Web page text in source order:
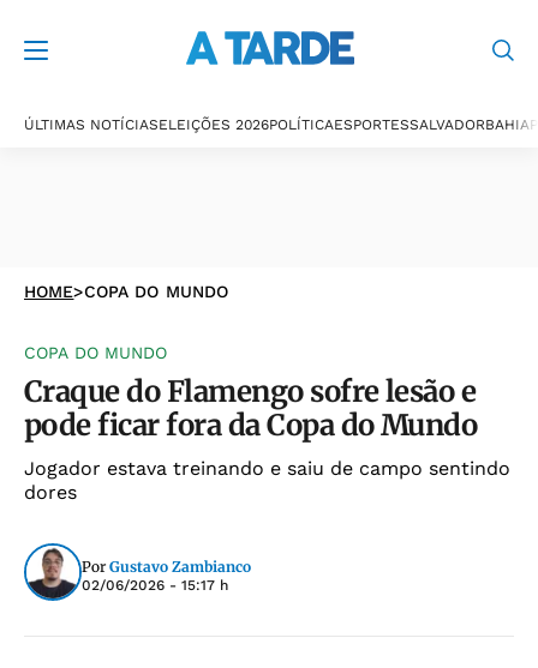
ÚLTIMAS NOTÍCIASELEIÇÕES 2026POLÍTICAESPORTESSALVADORBAHIA
HOME>COPA DO MUNDO
COPA DO MUNDO
Craque do Flamengo sofre lesão e
pode ficar fora da Copa do Mundo
Jogador estava treinando e saiu de campo sentindo
dores
Por Gustavo Zambianco
02/06/2026 - 15:17 h